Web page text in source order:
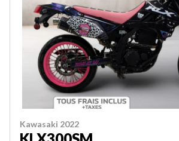
Kawasaki 2022